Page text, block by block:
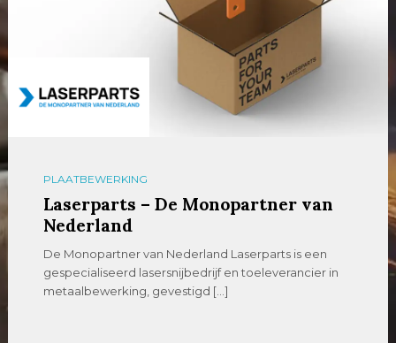
PLAATBEWERKING
Laserparts – De Monopartner van
Nederland
De Monopartner van Nederland Laserparts is een
gespecialiseerd lasersnijbedrijf en toeleverancier in
metaalbewerking, gevestigd […]